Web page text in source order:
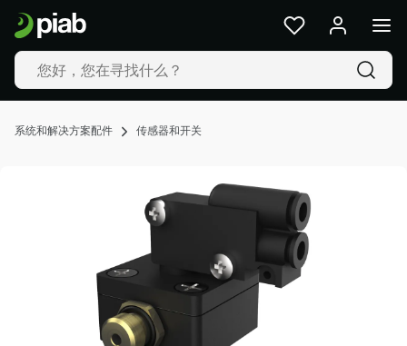
系统和解决方案配件 传感器和开关
产
品
及
解
决
案